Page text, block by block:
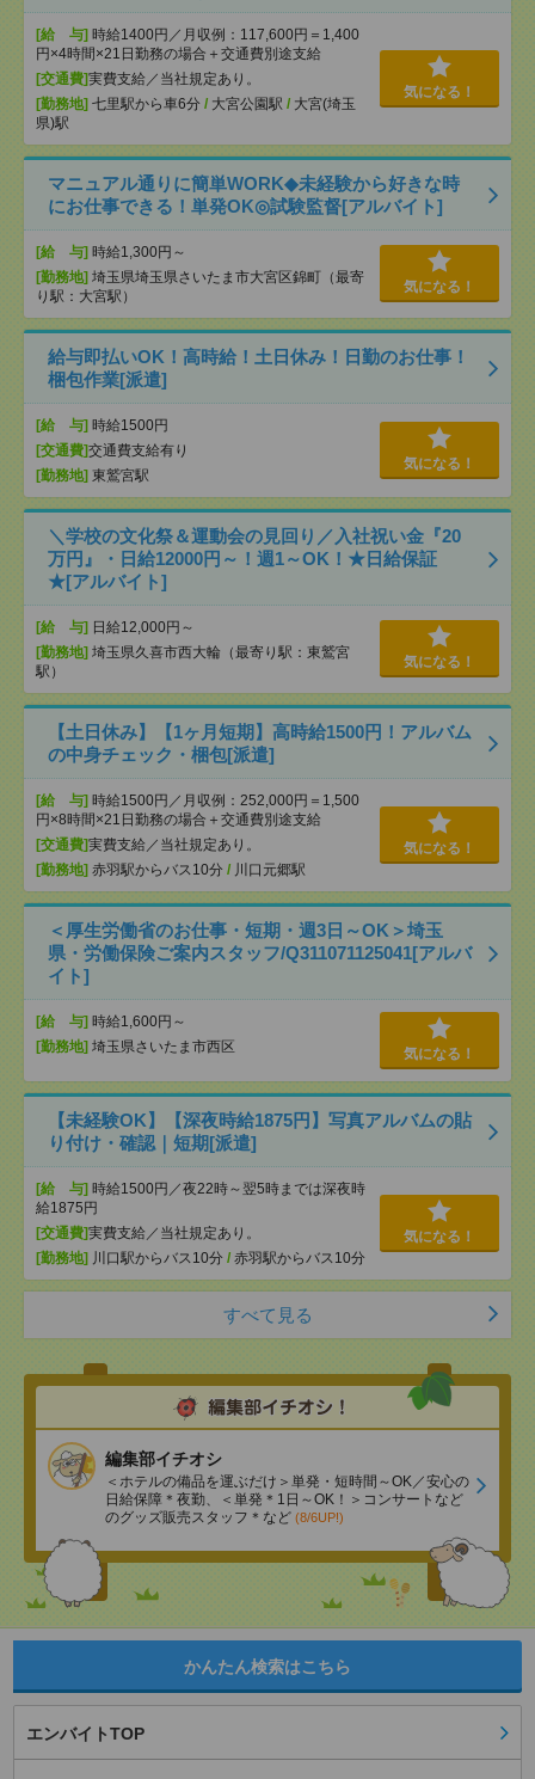
[給 与] 時給1400円／月収例：117,600円＝1,400
円×4時間×21日勤務の場合＋交通費別途支給
[交通費]実費支給／当社規定あり。
[勤務地] 七里駅から車6分 / 大宮公園駅 / 大宮(埼玉
県)駅
気になる！
マニュアル通りに簡単WORK◆未経験から好きな時
にお仕事できる！単発OK◎試験監督[アルバイト]
[給 与] 時給1,300円～
[勤務地] 埼玉県埼玉県さいたま市大宮区錦町（最寄
り駅：大宮駅）
気になる！
給与即払いOK！高時給！土日休み！日勤のお仕事！
梱包作業[派遣]
[給 与] 時給1500円
[交通費]交通費支給有り
[勤務地] 東鷲宮駅
気になる！
＼学校の文化祭＆運動会の見回り／入社祝い金『20
万円』・日給12000円～！週1～OK！★日給保証
★[アルバイト]
[給 与] 日給12,000円～
[勤務地] 埼玉県久喜市西大輪（最寄り駅：東鷲宮
駅）
気になる！
【土日休み】【1ヶ月短期】高時給1500円！アルバム
の中身チェック・梱包[派遣]
[給 与] 時給1500円／月収例：252,000円＝1,500
円×8時間×21日勤務の場合＋交通費別途支給
[交通費]実費支給／当社規定あり。
[勤務地] 赤羽駅からバス10分 / 川口元郷駅
気になる！
＜厚生労働省のお仕事・短期・週3日～OK＞埼玉
県・労働保険ご案内スタッフ/Q311071125041[アルバ
イト]
[給 与] 時給1,600円～
[勤務地] 埼玉県さいたま市西区 気になる！
【未経験OK】【深夜時給1875円】写真アルバムの貼
り付け・確認｜短期[派遣]
[給 与] 時給1500円／夜22時～翌5時までは深夜時
給1875円
[交通費]実費支給／当社規定あり。
[勤務地] 川口駅からバス10分 / 赤羽駅からバス10分
気になる！
すべて見る
編集部イチオシ
＜ホテルの備品を運ぶだけ＞単発・短時間～OK／安心の
日給保障＊夜勤、＜単発＊1日～OK！＞コンサートなど
のグッズ販売スタッフ＊など (8/6UP!)
かんたん検索はこちら
エンバイトTOP